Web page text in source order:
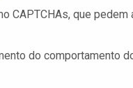
CAPTCHAs, que
do comportamento